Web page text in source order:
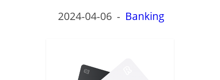
2024-04-06 - Banking